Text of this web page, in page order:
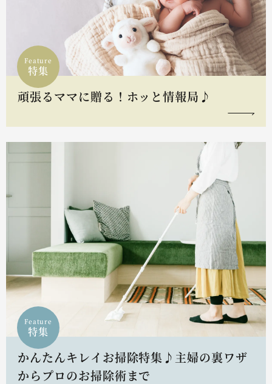
Feature
特集
頑張るママに贈る！ホッと情報局♪
Feature
特集
かんたんキレイお掃除特集♪主婦の裏ワザ
からプロのお掃除術まで